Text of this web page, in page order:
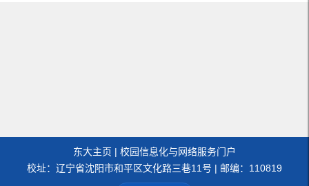
东大主页 | 校园信息化与网络服务门户
校址：辽宁省沈阳市和平区文化路三巷11号 | 邮编：110819